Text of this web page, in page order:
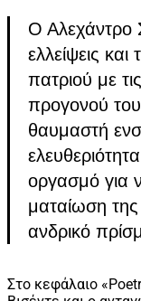
Ο Αλεχάντρο
ελλείψεις
πατριού με
προγονού
θαυμαστή
οργασμό για
ματαίωση
ανδρικό
Στο κεφάλαιο